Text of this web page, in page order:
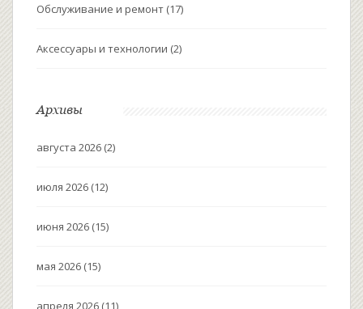
Обслуживание и ремонт (17)
Аксессуары и технологии (2)
Архивы
августа 2026 (2)
июля 2026 (12)
июня 2026 (15)
мая 2026 (15)
апреля 2026 (11)